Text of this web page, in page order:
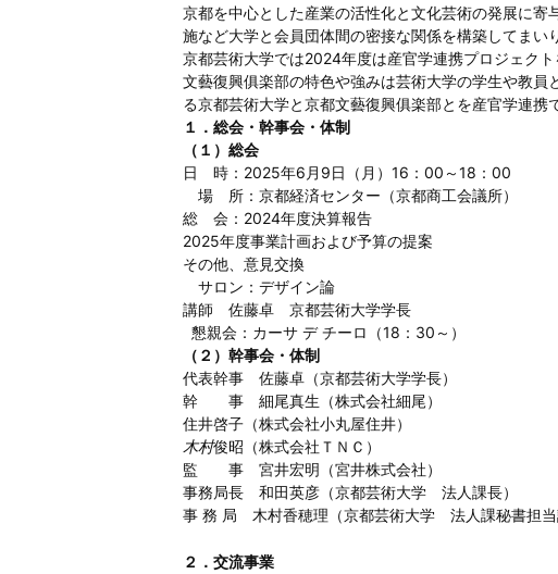
京都を中心とした産業の活性化と文化芸術の発展に
施など大学と会員団体間の密接な関係を構築してまい
京都芸術大学では2024年度は産官学連携プロジェク
文藝復興俱楽部の特色や強みは芸術大学の学生や教
る京都芸術大学と京都文藝復興俱楽部とを産官学連携
１．総会・幹事会・体制
（１）総会
日 時：2025年6月9日（月）16：00～18：00
場 所：京都経済センター（京都商工会議所）
総 会：2024年度決算報告
2025年度事業計画および予算の提案
その他、意見交換
サロン：デザイン論
講師 佐藤卓 京都芸術大学学長
懇親会：カーサ デ チーロ（18：30～）
（２）幹事会・体制
代表幹事 佐藤卓（京都芸術大学学長）
幹 事 細尾真生（株式会社細尾）
住井啓子（株式会社小丸屋住井）
木村俊昭（株式会社ＴＮＣ）
監 事 宮井宏明（宮井株式会社）
事務局長 和田英彦（京都芸術大学 法人課長）
事 務 局 木村香穂理（京都芸術大学 法人課秘書担当
２．交流事業